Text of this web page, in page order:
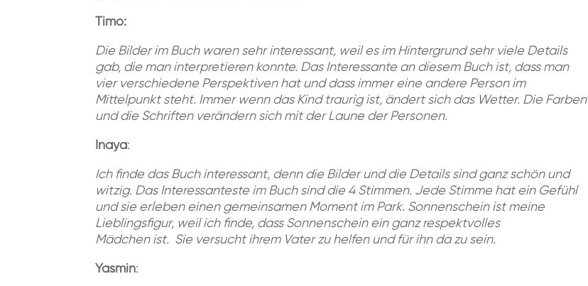
Timo:
Die Bilder im Buch waren sehr interessant, weil es im Hintergrund sehr viele Details
gab, die man interpretieren konnte. Das Interessante an diesem Buch ist, dass man
vier verschiedene Perspektiven hat und dass immer eine andere Person im
Mittelpunkt steht. Immer wenn das Kind traurig ist, ändert sich das Wetter. Die Farben
und die Schriften verändern sich mit der Laune der Personen.
Inaya:
Ich finde das Buch interessant, denn die Bilder und die Details sind ganz schön und
witzig. Das Interessanteste im Buch sind die 4 Stimmen. Jede Stimme hat ein Gefühl
und sie erleben einen gemeinsamen Moment im Park. Sonnenschein ist meine
Lieblingsfigur, weil ich finde, dass Sonnenschein ein ganz respektvolles
Mädchen ist. Sie versucht ihrem Vater zu helfen und für ihn da zu sein.
Yasmin: